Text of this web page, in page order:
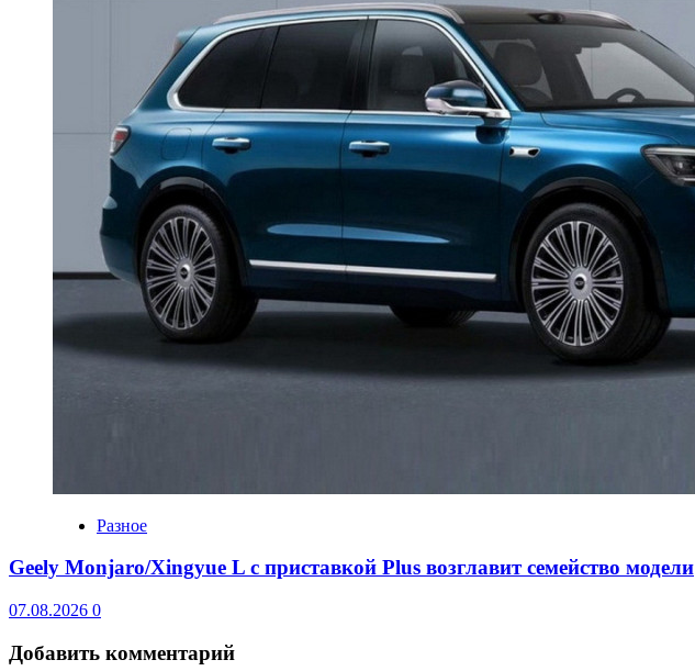
Разное
Geely Monjaro/Xingyue L с приставкой Plus возглавит семейство модели
07.08.2026 0
Добавить комментарий